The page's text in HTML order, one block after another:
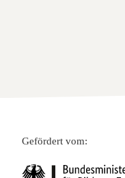
Gefördert vom: